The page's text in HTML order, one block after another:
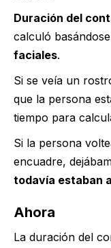
Duración del
calculó
faciales.
Si se veía un
que la persona
tiempo para
Si la persona
encuadre,
todavía estaban
Ahora
La duración del